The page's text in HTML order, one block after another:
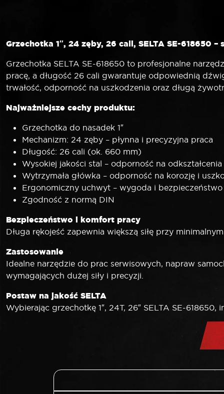
Grzechotka 1″, 24 zęby, 26 cali, SELTA SE-618650
Grzechotka SELTA SE-618650 to profesjonalne
pracę, a długość 26 cali gwarantuje odpowiednią
trwałość, odporność na uszkodzenia oraz długą
Najważniejsze cechy produktu:
Grzechotka do nasadek 1″
Mechanizm: 24 zęby – płynna i precyzyjna praca
Długość: 26 cali (ok. 660 mm)
Wysokiej jakości stal – odporność na
Wytrzymała główka – odporność na korozję i
Ergonomiczny uchwyt – wygoda i
Zgodność z normą DIN
Bezpieczeństwo i komfort pracy
Długa rękojeść zapewnia większą siłę przy
Zastosowanie
Idealne narzędzie do prac serwisowych, napraw
wymagających dużej siły i precyzji.
Postaw na jakość SELTA
Wybierając grzechotkę 1″, 24T, 26″ SELTA SE-